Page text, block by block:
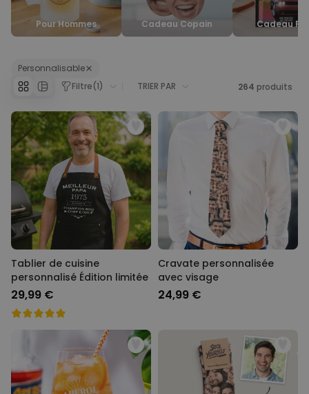
Personnalisable
Tablier de cuisine
29,99 €
Couverture personnalisée -
animal de compagnie en
costume
plus de 100
exemplaires
vendus
39,99 €
Personnalisable
Chaussettes personnalisées
avec votre animal de
compagnie
plus de
14.000
exemplaires
vendus
19,99 €
ressemble.
Pour Hommes Cadeau Copain Cadeau
Personnalisable
Filtre(1) TRIER PAR 264 produits
Tablier de cuisine
personnalisé Édition limitée
29,99 €
Cravate personnalisée
avec visage
24,99 €